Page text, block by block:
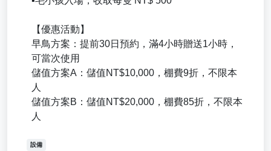
【優惠活動】
早鳥方案：提前30日預約，滿4小時贈送1小時，
可當次使用
儲值方案A：儲值NT$10,000，棚費9折，不限本
人
儲值方案B：儲值NT$20,000，棚費85折，不限本
人
設備